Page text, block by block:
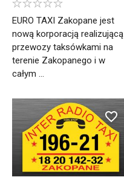
EURO TAXI Zakopane jest
nową korporacją realizującą
przewozy taksówkami na
terenie Zakopanego i w
całym ...